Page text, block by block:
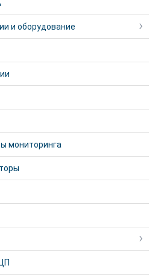
и оборудование
мониторинга